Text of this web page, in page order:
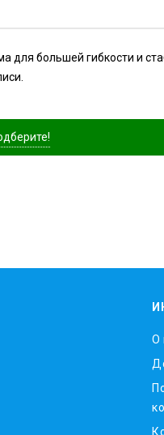
большей гибкости и
O